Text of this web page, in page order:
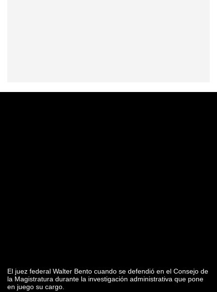
El juez federal Walter Bento cuando se defendió en el Consejo de
la Magistratura durante la investigación administrativa que pone
en juego su cargo.